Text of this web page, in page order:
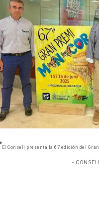
El Consell presenta la 67 edición del
-